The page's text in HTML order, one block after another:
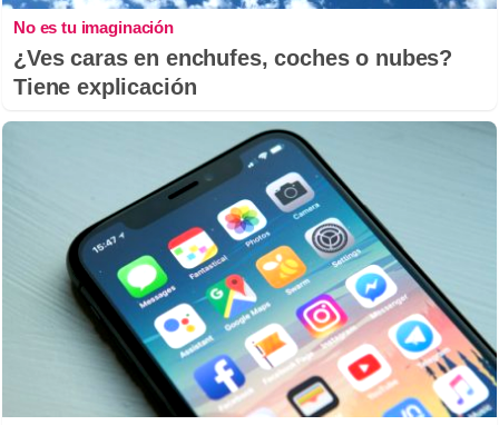
No es tu imaginación
¿Ves caras en enchufes, coches o nubes?
Tiene explicación